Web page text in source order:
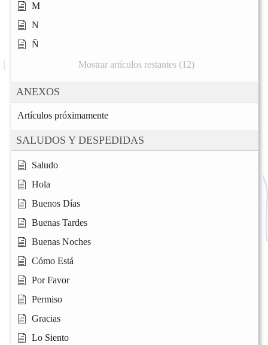
M
N
Ñ
Mostrar artículos restantes (12)
ANEXOS
Artículos próximamente
SALUDOS Y DESPEDIDAS
Saludo
Hola
Buenos Días
Buenas Tardes
Buenas Noches
Cómo Está
Por Favor
Permiso
Gracias
Lo Siento